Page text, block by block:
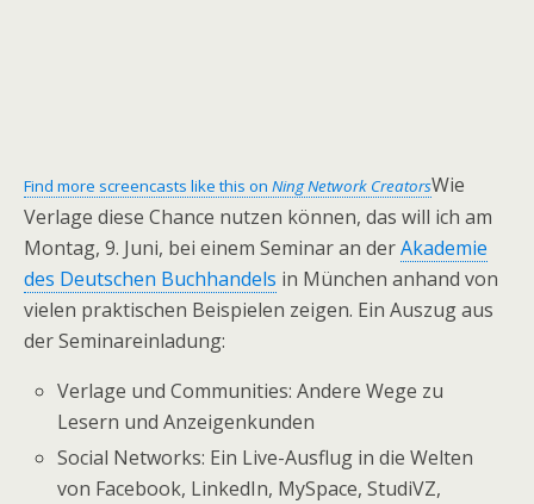
Find more screencasts like this on Ning Network CreatorsWie
Verlage diese Chance nutzen können, das will ich am
Montag, 9. Juni, bei einem Seminar an derAkademie
des Deutschen Buchhandels in München anhand von
vielen praktischen Beispielen zeigen. Ein Auszug aus
der Seminareinladung:
Verlage und Communities: Andere Wege zu
Lesern und Anzeigenkunden
Social Networks: Ein Live-Ausflug in die Welten
von Facebook, LinkedIn, MySpace, StudiVZ,